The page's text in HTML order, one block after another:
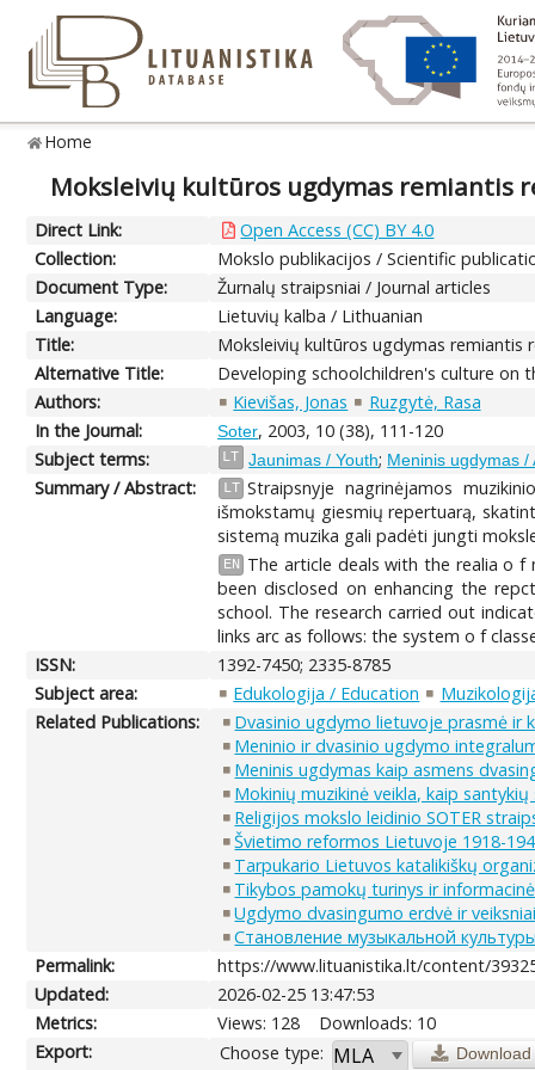
Home
Moksleivių kultūros ugdymas remiantis
Direct Link:
Open Access (CC) BY 4.0
Collection:
Mokslo publikacijos / Scientific
Document Type:
Žurnalų straipsniai / Journal articles
Language:
Lietuvių kalba / Lithuanian
Title:
Moksleivių kultūros ugdymas remiantis
Alternative Title:
Developing schoolchildren's culture on
Authors:
Kievišas, Jonas
Ruzgytė, Rasa
In the Journal:
Soter, 2003, 10 (38), 111-120
Subject terms:
LT Jaunimas / Youth; Meninis ugdymas /
Summary / Abstract: LT Straipsnyje nagrinėjamos
išmokstamų giesmių repertuarą,
sistemą muzika gali padėti jungti
EN
The article deals with the realia o f
been disclosed on enhancing the
school. The research carried out
links arc as follows: the system o f
ISSN:
1392-7450; 2335-8785
Subject area:
Edukologija / Education
Related Publications:
Dvasinio ugdymo lietuvoje prasmė ir
Meninio ir dvasinio ugdymo
Meninis ugdymas kaip asmens
Mokinių muzikinė veikla, kaip
Religijos mokslo leidinio SOTER
Švietimo reformos Lietuvoje 1918-
Tarpukario Lietuvos katalikiškų
Tikybos pamokų turinys ir
Ugdymo dvasingumo erdvė ir
Становление музыкальной
Permalink:
https://www.lituanistika.lt/content/
Updated:
2026-02-25 13:47:53
Metrics:
Views: 128
Downloads: 10
Export:
Choose type: Download